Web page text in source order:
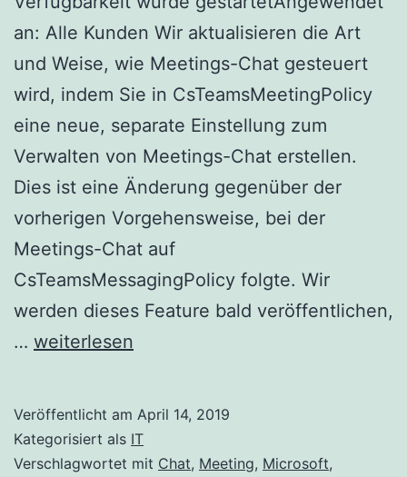
an: Alle Kunden Wir aktualisieren die Art
und Weise, wie Meetings-Chat gesteuert
wird, indem Sie in CsTeamsMeetingPolicy
eine neue, separate Einstellung zum
Verwalten von Meetings-Chat erstellen.
Dies ist eine Änderung gegenüber der
vorherigen Vorgehensweise, bei der
Meetings-Chat auf
CsTeamsMessagingPolicy folgte. Wir
werden dieses Feature bald veröffentlichen,
… Aktualisierte
Einstellung
in
weiterlesen
Veröffentlicht am April 14, 2019
Kategorisiert als IT
Verschlagwortet mit Chat, Meeting, Microsoft,